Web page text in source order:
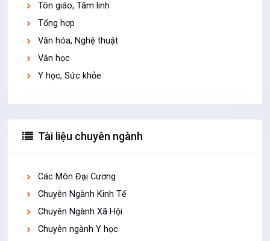
Tôn giáo, Tâm linh
Tổng hợp
Văn hóa, Nghệ thuật
Văn học
Y học, Sức khỏe
Tài liệu chuyên ngành
Các Môn Đại Cương
Chuyên Ngành Kinh Tế
Chuyên Ngành Xã Hội
Chuyên ngành Y học